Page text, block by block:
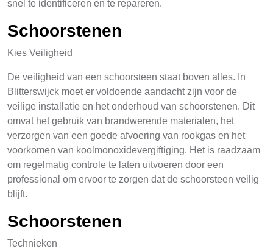
snel te identificeren en te repareren.
Schoorstenen
Kies Veiligheid
De veiligheid van een schoorsteen staat boven alles. In
Blitterswijck moet er voldoende aandacht zijn voor de
veilige installatie en het onderhoud van schoorstenen. Dit
omvat het gebruik van brandwerende materialen, het
verzorgen van een goede afvoering van rookgas en het
voorkomen van koolmonoxidevergiftiging. Het is raadzaam
om regelmatig controle te laten uitvoeren door een
professional om ervoor te zorgen dat de schoorsteen veilig
blijft.
Schoorstenen
Technieken